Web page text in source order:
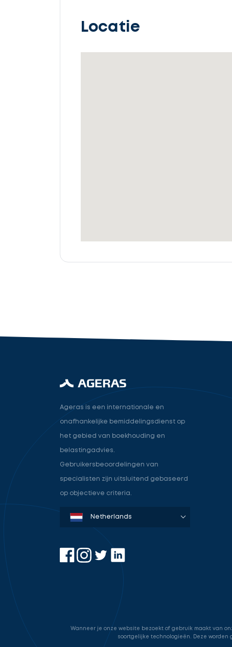
Locatie
cta_box.sub_headline
Ageras is een internationale en
onafhankelijke bemiddelingsdienst op
het gebied van boekhouding en
belastingadvies.
Gebruikersbeoordelingen van
specialisten zijn uitsluitend gebaseerd
op objectieve criteria.
Denmark
Sweden
Norway
Netherlands
Germany
USA
Wanneer je onze website bezoekt of gebruik maakt van
soortgelijke technologieën. Deze